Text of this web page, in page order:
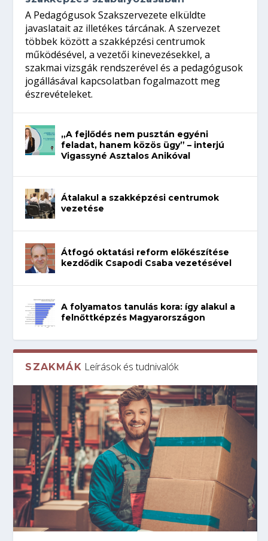
A Pedagógusok Szakszervezete elküldte
javaslatait az illetékes tárcának. A szervezet
többek között a szakképzési centrumok
működésével, a vezetői kinevezésekkel, a
szakmai vizsgák rendszerével és a pedagógusok
jogállásával kapcsolatban fogalmazott meg
észrevételeket.
„A fejlődés nem pusztán egyéni
feladat, hanem közös ügy” – interjú
Vigassyné Asztalos Anikóval
Átalakul a szakképzési centrumok
vezetése
Átfogó oktatási reform előkészítése
kezdődik Csapodi Csaba vezetésével
A folyamatos tanulás kora: így alakul a
felnőttképzés Magyarországon
SZAKMÁK Leírások és tudnivalók